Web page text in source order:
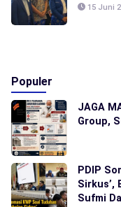
15 Juni
Populer
JAGA
Group,
PDIP
Sirkus’,
Sufmi